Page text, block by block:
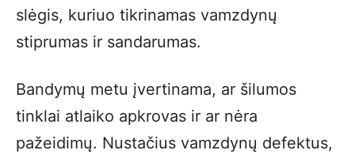
slėgis, kuriuo tikrinamas vamzdynų
stiprumas ir sandarumas.
Bandymų metu įvertinama, ar šilumos
tinklai atlaiko apkrovas ir ar nėra
pažeidimų. Nustačius vamzdynų defektus,